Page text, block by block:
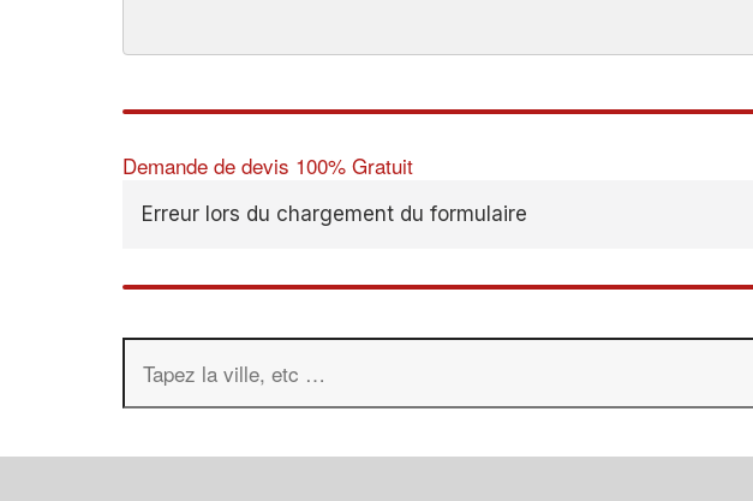
Demande de devis 100% Gratuit
Erreur lors du chargement du formulaire